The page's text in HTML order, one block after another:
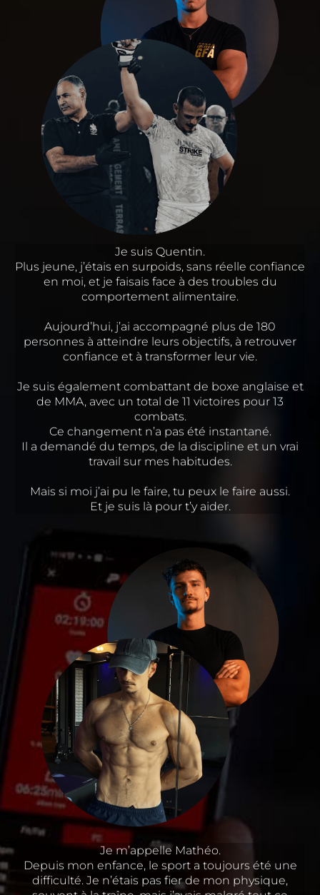
Je suis Quentin.
Plus jeune, j’étais en surpoids, sans réelle confiance
en moi, et je faisais face à des troubles du
comportement alimentaire.
Aujourd’hui, j’ai accompagné plus de 180
personnes à atteindre leurs objectifs, à retrouver
confiance et à transformer leur vie.
Je suis également combattant de boxe anglaise et
de MMA, avec un total de 11 victoires pour 13
combats.
Ce changement n’a pas été instantané.
Il a demandé du temps, de la discipline et un vrai
travail sur mes habitudes.
Mais si moi j’ai pu le faire, tu peux le faire aussi.
Et je suis là pour t’y aider.
Je m’appelle Mathéo.
Depuis mon enfance, le sport a toujours été une
difficulté. Je n’étais pas fier de mon physique,